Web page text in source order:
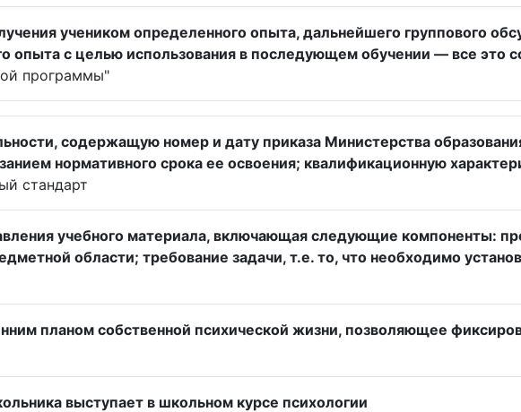
учеником определенного опыта, дальнейшего группового
опыта с целью использования в последующем обучении — все это
программы"
содержащую номер и дату приказа Министерства
нормативного срока ее освоения; квалификационную
стандарт
учебного материала, включающая следующие компоненты:
области; требование задачи, т.е. то, что необходимо
планом собственной психической жизни, позволяющее
выступает в школьном курсе психологии